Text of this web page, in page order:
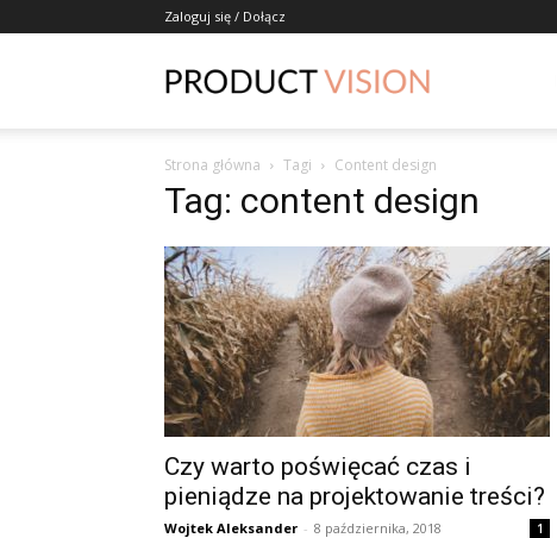
Zaloguj się / Dołącz
Strona główna Tagi Content design
Tag: content design
Czy warto poświęcać czas i
pieniądze na projektowanie treści?
Wojtek Aleksander - 8 października, 2018 1